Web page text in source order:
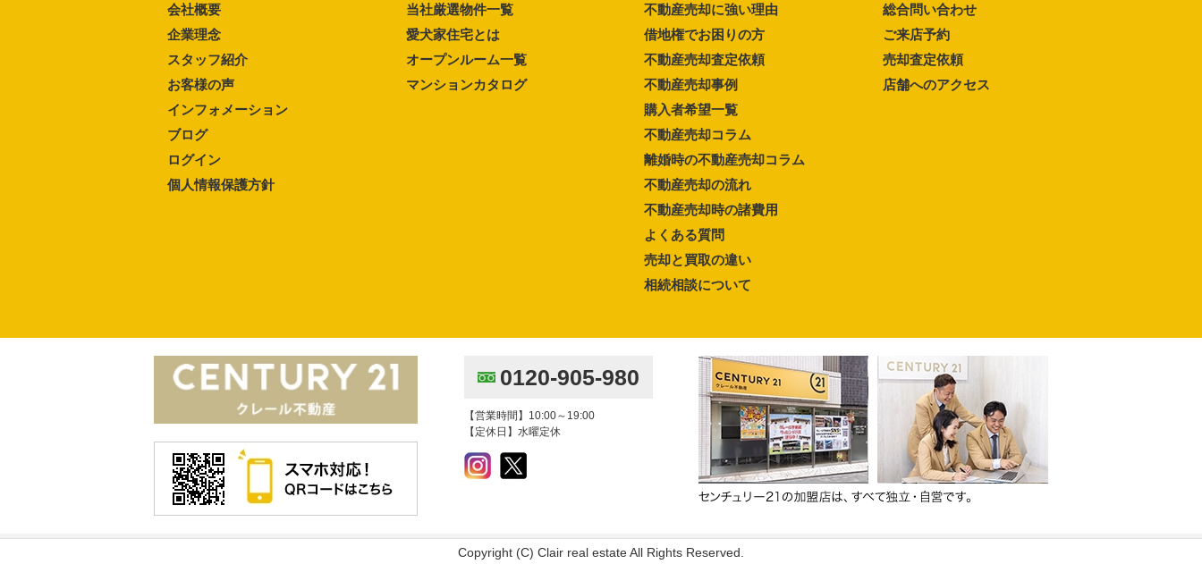
会社概要
企業理念
スタッフ紹介
お客様の声
インフォメーション
ブログ
ログイン
個人情報保護方針
当社厳選物件一覧
愛犬家住宅とは
オープンルーム一覧
マンションカタログ
不動産売却に強い理由
借地権でお困りの方
不動産売却査定依頼
不動産売却事例
購入者希望一覧
不動産売却コラム
離婚時の不動産売却コラム
不動産売却の流れ
不動産売却時の諸費用
よくある質問
売却と買取の違い
相続相談について
総合問い合わせ
ご来店予約
売却査定依頼
店舗へのアクセス
0120-905-980
【営業時間】10:00～19:00
【定休日】水曜定休
Copyright (C) Clair real estate All Rights Reserved.